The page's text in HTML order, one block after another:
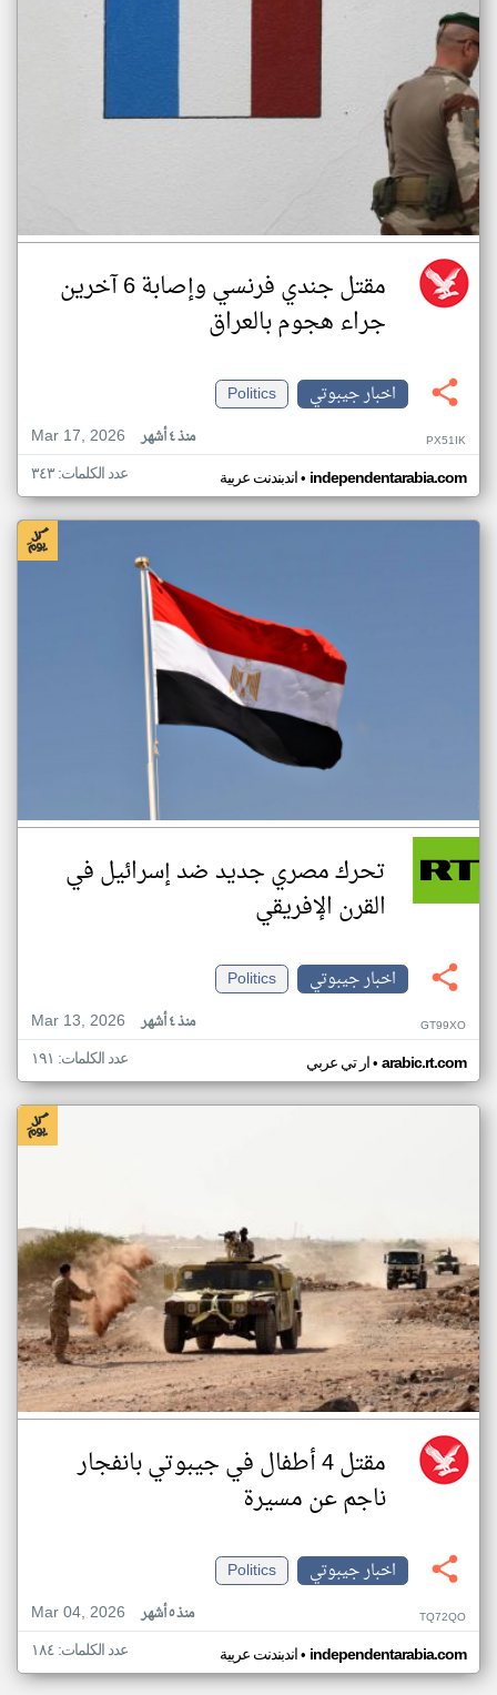
مقتل جندي فرنسي وإصابة 6 آخرين
جراء هجوم بالعراق
اخبار جيبوتي
Politics
Mar 17, 2026
منذ ٤ أشهر PX51IK
اندبندنت عربية• independentarabia.com عدد الكلمات: ٣٤٣
تحرك مصري جديد ضد إسرائيل في
القرن الإفريقي
اخبار جيبوتي
Politics
Mar 13, 2026
منذ ٤ أشهر GT99XO
ار تي عربي• arabic.rt.com عدد الكلمات: ١٩١
مقتل 4 أطفال في جيبوتي بانفجار
ناجم عن مسيرة
اخبار جيبوتي
Politics
Mar 04, 2026
منذ ٥ أشهر TQ72QO
اندبندنت عربية• independentarabia.com عدد الكلمات: ١٨٤